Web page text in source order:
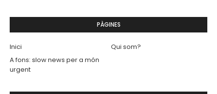
PÀGINES
Inici
Qui som?
A fons: slow news per a món
urgent